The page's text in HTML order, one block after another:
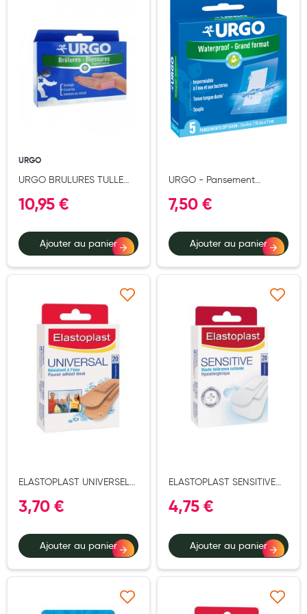
Antibactériens
Nutrition clinique
Anti-poux
Appareils
Soins jambes lourdes
Contactologie
Soins ORL
Douleurs articulaires et musculaires
Santé séniors
Anti acariens, anti gale, anti tiques, insectifuges
Vétérinaire
Incontinence
Autotests
Protections auditives
Lunettes
URGO
URGO BRULURES TULLE
10,95 €
Ajouter au panier
URGO - Pansement
Compresse anti-adhérente
pansements
7,50 €
Ajouter au panier
Ajouter à ma liste
ELASTOPLAST UNIVERSEL
3,70 €
Ajouter au panier
Ajouter à ma liste d’envie
ELASTOPLAST SENSITIVE
4,75 €
Ajouter au panier
Ajouter à ma liste
Ajouter à ma liste d’envie Ajouter à ma liste